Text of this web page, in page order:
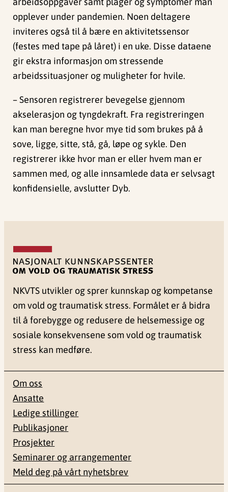
opplever under pandemien. Noen deltagere
inviteres også til å bære en aktivitetssensor
(festes med tape på låret) i en uke. Disse dataene
gir ekstra informasjon om stressende
arbeidssituasjoner og muligheter for hvile.
– Sensoren registrerer bevegelse gjennom
akselerasjon og tyngdekraft. Fra registreringen
kan man beregne hvor mye tid som brukes på å
sove, ligge, sitte, stå, gå, løpe og sykle. Den
registrerer ikke hvor man er eller hvem man er
sammen med, og alle innsamlede data er selvsagt
konfidensielle, avslutter Dyb.
NKVTS utvikler og sprer kunnskap og kompetanse
om vold og traumatisk stress. Formålet er å bidra
til å forebygge og redusere de helsemessige og
sosiale konsekvensene som vold og traumatisk
stress kan medføre.
Om oss
Ansatte
Ledige stillinger
Publikasjoner
Prosjekter
Seminarer og arrangementer
Meld deg på vårt nyhetsbrev